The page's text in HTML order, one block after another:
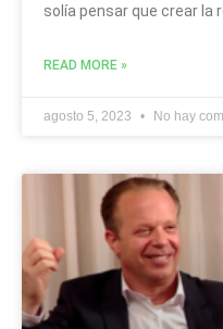
solía pensar que crear la
READ MORE »
agosto 5, 2023 No hay